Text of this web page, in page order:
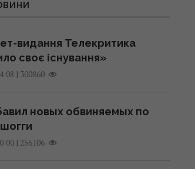
видання Телекритика
своє існування»
| 300860
новых обвиняемых по
| 256106